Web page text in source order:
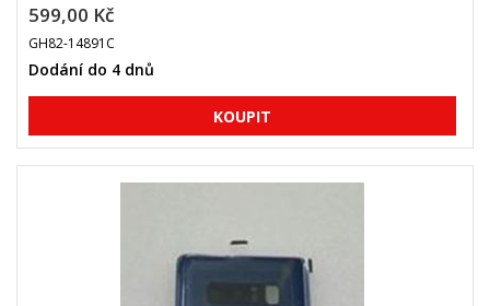
599,00 Kč
GH82-14891C
Dodání do 4 dnů